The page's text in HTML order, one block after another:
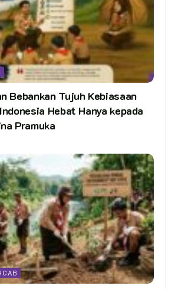
Bebankan Tujuh Kebiasaan
Hebat Hanya kepada
Pramuka